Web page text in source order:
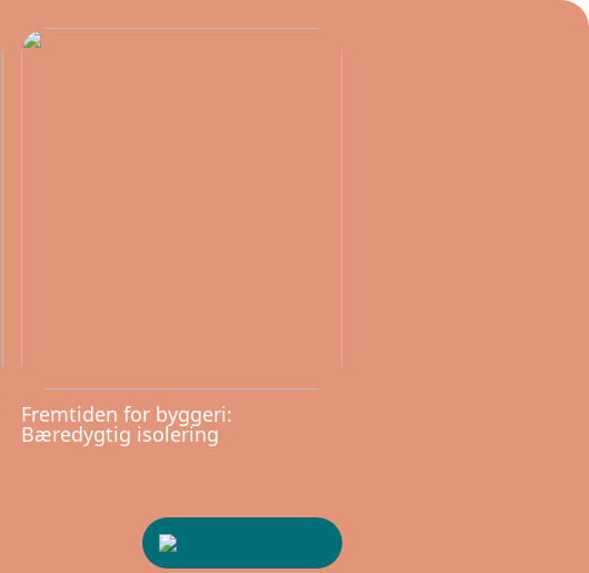
Fremtiden for byggeri:
Bæredygtig isolering